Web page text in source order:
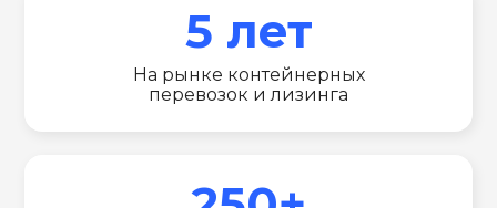
5 лет
На рынке контейнерных
перевозок и лизинга